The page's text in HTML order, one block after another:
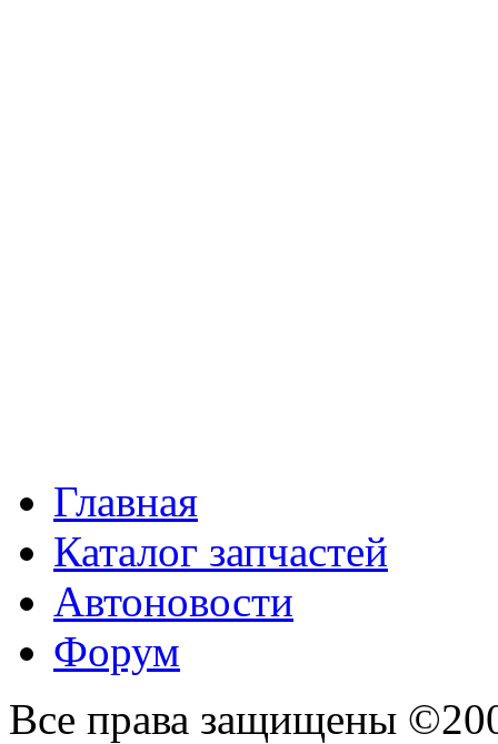
Главная
Каталог запчастей
Автоновости
Форум
Все права защищены